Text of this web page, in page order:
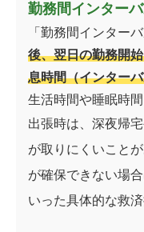
勤務間インター
「勤務間インター
後、翌日の勤務開
息時間（インター
生活時間や睡眠時
出張時は、深夜帰
が取りにくいこと
が確保できない場
いった具体的な救